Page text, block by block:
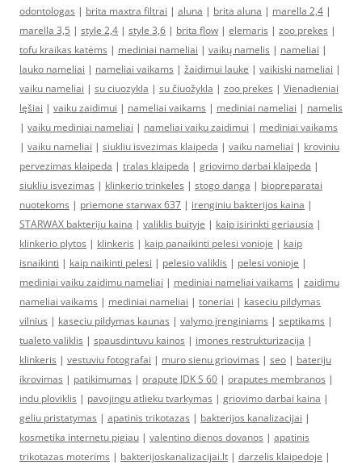
odontologas | brita maxtra filtrai | aluna | brita aluna | marella 2,4 |
marella 3,5 | style 2,4 | style 3,6 | brita flow | elemaris | zoo prekes |
tofu kraikas katėms | mediniai nameliai | vaikų namelis | nameliai |
lauko nameliai | nameliai vaikams | žaidimui lauke | vaikiski nameliai |
vaiku nameliai | su ciuozykla | su čiuožykla | zoo prekes | Vienadieniai
lęšiai | vaiku zaidimui | nameliai vaikams | mediniai nameliai | namelis
| vaiku mediniai nameliai | nameliai vaiku zaidimui | mediniai vaikams
| vaiku nameliai | siukliu isvezimas klaipeda | vaiku nameliai | kroviniu
pervezimas klaipeda | tralas klaipeda | griovimo darbai klaipeda |
siukliu isvezimas | klinkerio trinkeles | stogo danga | biopreparatai
nuotekoms | priemone starwax 637 | irenginiu bakterijos kaina |
STARWAX bakteriju kaina | valiklis buityje | kaip isirinkti geriausia |
klinkerio plytos | klinkeris | kaip panaikinti pelesi vonioje | kaip
isnaikinti | kaip naikinti pelesi | pelesio valiklis | pelesi vonioje |
mediniai vaiku zaidimu nameliai | mediniai nameliai vaikams | zaidimu
nameliai vaikams | mediniai nameliai | toneriai | kaseciu pildymas
vilnius | kaseciu pildymas kaunas | valymo įrenginiams | septikams |
tualeto valiklis | spausdintuvu kainos | imones restrukturizacija |
klinkeris | vestuviu fotografai | muro sienu griovimas | seo | bateriju
ikrovimas | patikimumas | orapute JDK S 60 | oraputes membranos |
indu ploviklis | pavojingu atlieku tvarkymas | griovimo darbai kaina |
geliu pristatymas | apatinis trikotazas | bakterijos kanalizacijai |
kosmetika internetu pigiau | valentino dienos dovanos | apatinis
trikotazas moterims | bakterijoskanalizacijai.lt | darzelis klaipedoje |